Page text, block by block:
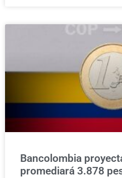
Bancolombia
promediará 3.878